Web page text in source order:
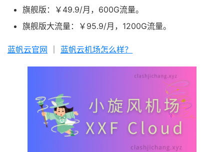
旗舰版：￥49.9/月，600G流量。
旗舰版大流量：￥95.9/月，1200G流量。
蓝帆云官网 蓝帆云机场怎么样？